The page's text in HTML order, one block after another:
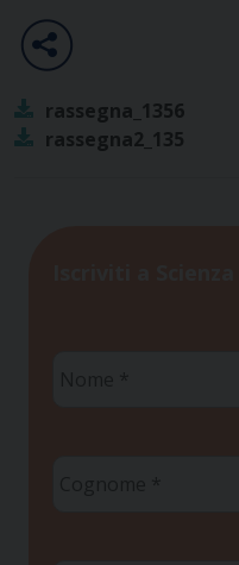
rassegna_1356
rassegna2_135